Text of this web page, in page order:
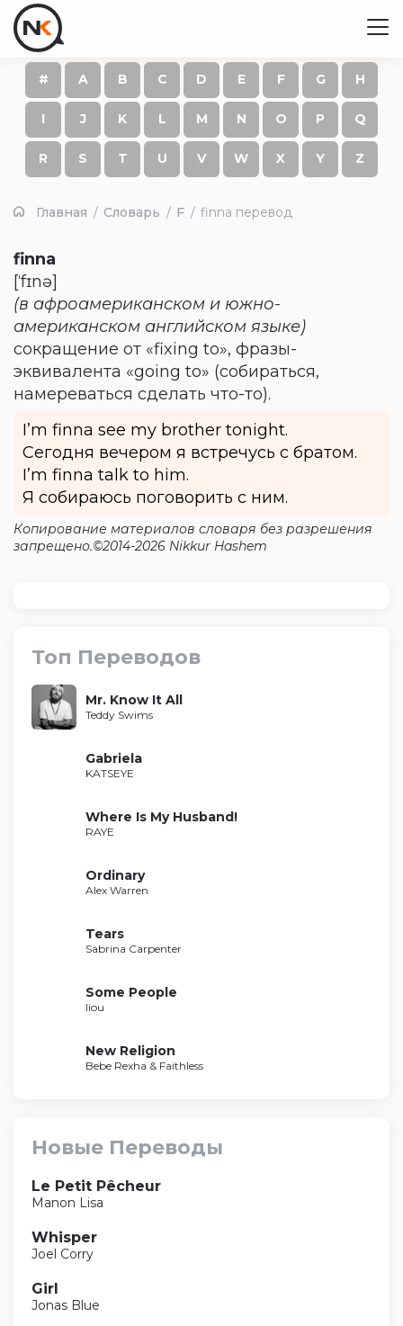
# A B C D E F G H
I J K L M N O P Q
R S T U V W X Y Z
Главная Словарь F finna перевод
finna
[ˈfɪnə]
(в афроамериканском и южно-
американском английском языке)
сокращение от «fixing to», фразы-
эквивалента «going to» (собираться,
намереваться сделать что-то).
I’m finna see my brother tonight.
Сегодня вечером я встречусь с братом.
I’m finna talk to him.
Я собираюсь поговорить с ним.
Копирование материалов словаря без разрешения
запрещено.©2014-2026 Nikkur Hashem
Топ Переводов
Mr. Know It All
Teddy Swims
Gabriela
KATSEYE
Where Is My Husband!
RAYE
Ordinary
Alex Warren
Tears
Sabrina Carpenter
Some People
liou
New Religion
Bebe Rexha & Faithless
Новые Переводы
Le Petit Pêcheur
Manon Lisa
Whisper
Joel Corry
Girl
Jonas Blue